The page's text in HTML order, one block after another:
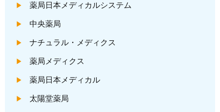
薬局日本メディカルシステム
中央薬局
ナチュラル・メディクス
薬局メディクス
薬局日本メディカル
太陽堂薬局